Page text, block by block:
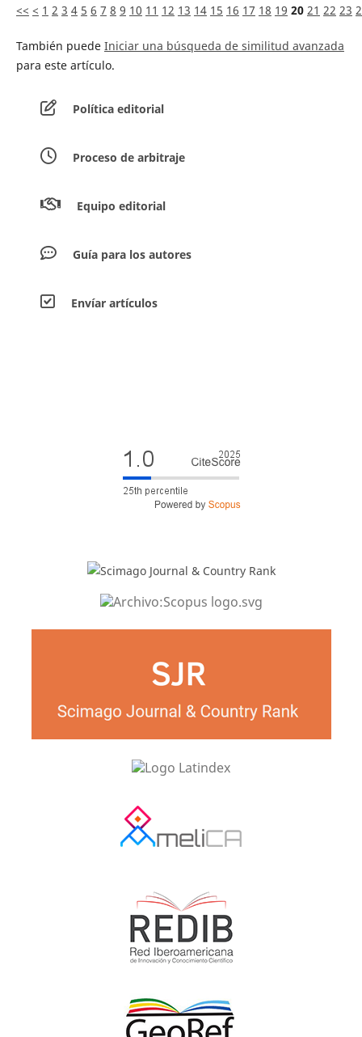
<< < 1 2 3 4 5 6 7 8 9 10 11 12 13 14 15 16 17 18 19 20 21 22 23
También puede Iniciar una búsqueda de similitud avanzada
para este artículo.
Política editorial
Proceso de arbitraje
Equipo editorial
Guía para los autores
Envíar artículos